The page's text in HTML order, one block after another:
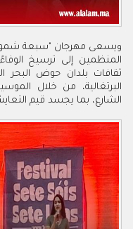
ويسعى مهرجان "سبعة شموس سبعة أقمار" في دورته الحالية بحسب
المنظمين إلى ترسيخ
ثقافات بلدان حوض البحر
البرتغالية، من خلال
الشارع، بما يجسد قيم